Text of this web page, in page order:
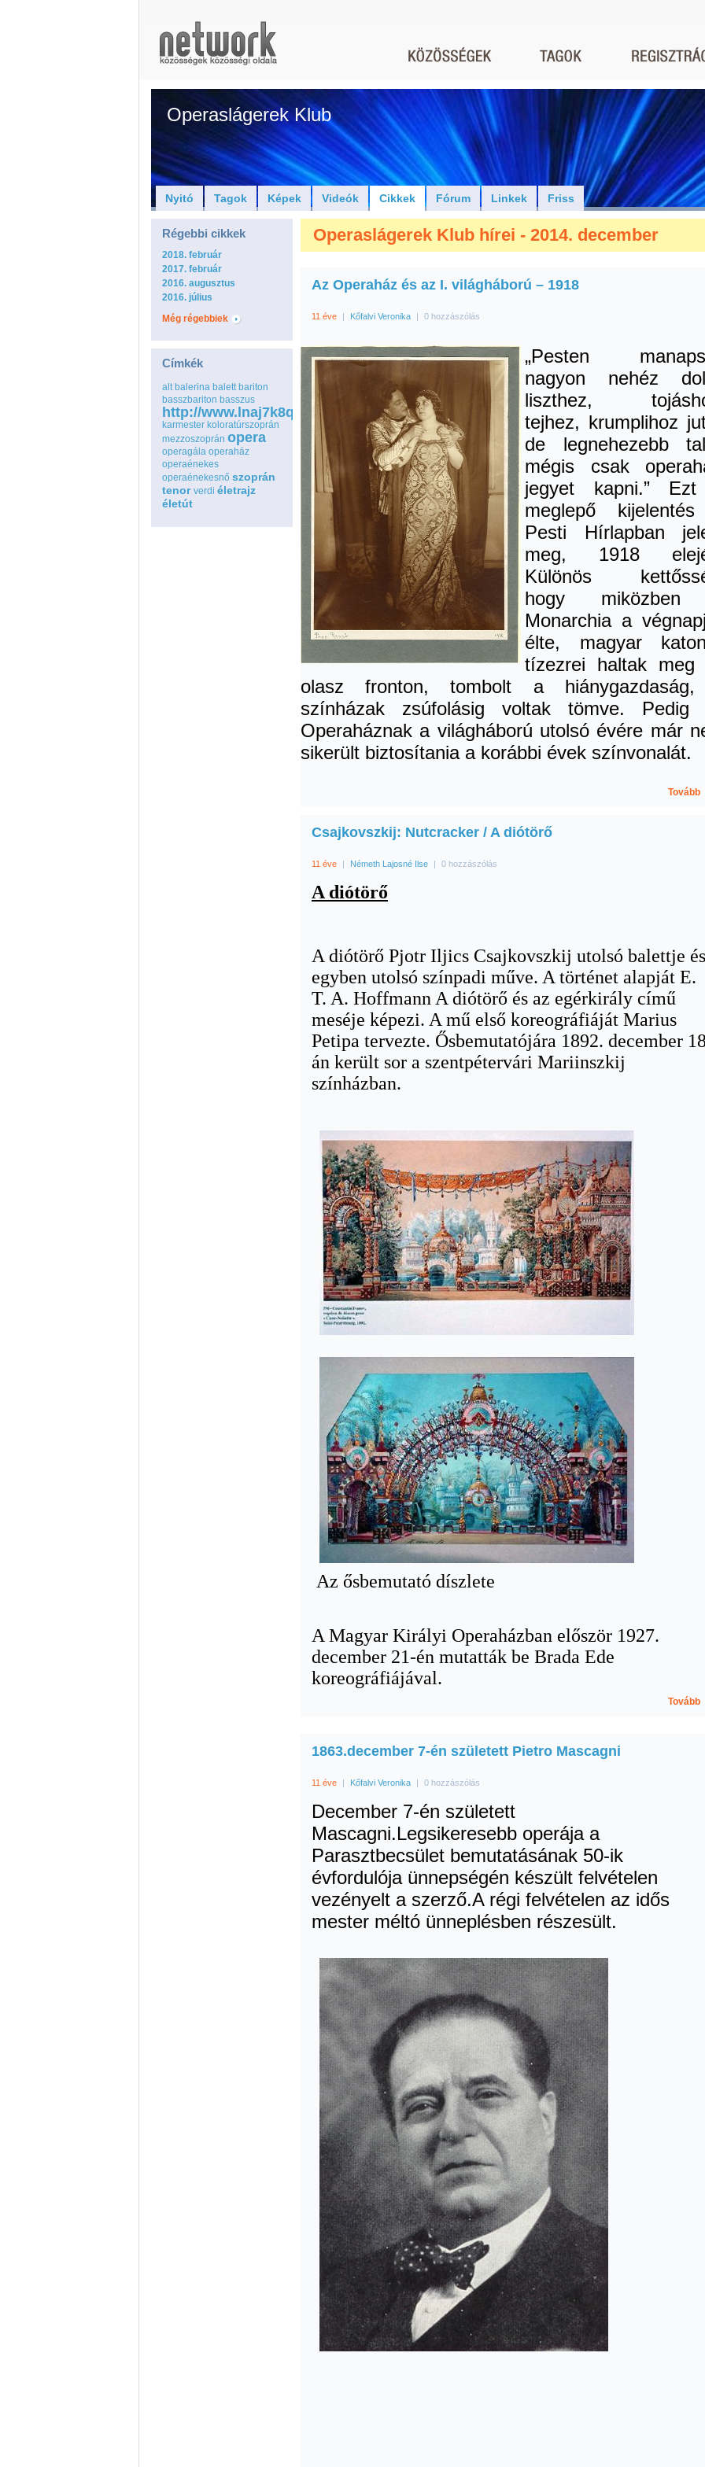
Operaslágerek Klub
Nyitó Tagok Képek Videók Cikkek Fórum Linkek Friss
Régebbi cikkek
2018. február
2017. február
2016. augusztus
2016. július
Még régebbiek
Címkék
alt balerina balett bariton
basszbariton basszus
http://www.lnaj7k8qspfmo2wq8go.com
karmester koloratúrszoprán
mezzoszoprán opera
operagála operaház
operaénekes
operaénekesnő szoprán
tenor verdi életrajz
életút
Operaslágerek Klub hírei - 2014. december
Az Operaház és az I. világháború – 1918
11 éve | Kőfalvi Veronika | 0 hozzászólás
„Pesten
nagyon nehéz
liszthez,
tejhez, krumplihoz
de legnehezebb
mégis csak
jegyet kapni.”
meglepő
Pesti Hírlapban
meg, 1918
Különös
hogy
Monarchia a
élte, magyar
tízezrei haltak meg
olasz fronton, tombolt a
színházak zsúfolásig voltak tömve. Pedig
Operaháznak a világháború utolsó évére már
sikerült biztosítania a korábbi évek színvonalát.
Tovább
Csajkovszkij: Nutcracker / A diótörő
11 éve | Németh Lajosné Ilse | 0 hozzászólás
A diótörő
A diótörő Pjotr Iljics Csajkovszkij utolsó balettje és
egyben utolsó színpadi műve. A történet alapját E.
T. A. Hoffmann A diótörő és az egérkirály című
meséje képezi. A mű első koreográfiáját Marius
Petipa tervezte. Ősbemutatójára 1892. december
án került sor a szentpétervári Mariinszkij
színházban.
Az ősbemutató díszlete
A Magyar Királyi Operaházban először 1927.
december 21-én mutatták be Brada Ede
koreográfiájával.
Tovább
1863.december 7-én született Pietro Mascagni
11 éve | Kőfalvi Veronika | 0 hozzászólás
December 7-én született
Mascagni.Legsikeresebb operája a
Parasztbecsület bemutatásának 50-ik
évfordulója ünnepségén készült felvételen
vezényelt a szerző.A régi felvételen az idős
mester méltó ünneplésben részesült.